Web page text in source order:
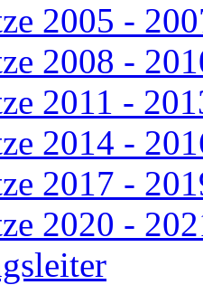
2005 -
2008 -
2011 -
2014 -
2017 -
2020 -